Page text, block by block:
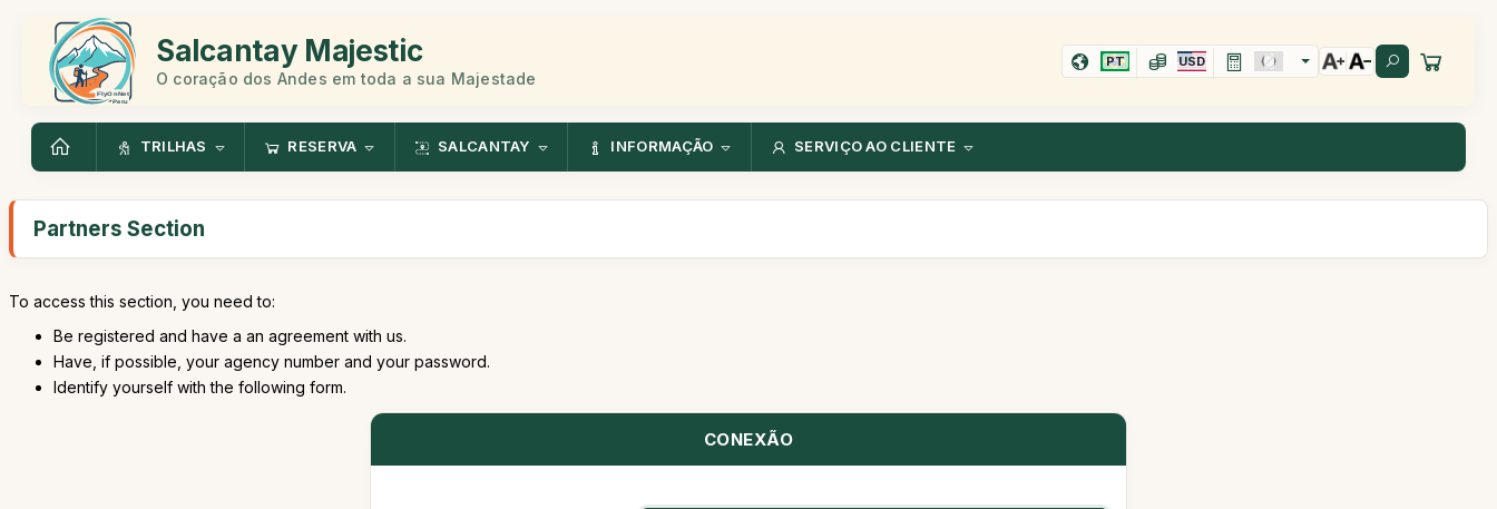
Salcantay Majestic
O coração dos Andes em toda a sua Majestade
PT USD
TRILHAS RESERVA SALCANTAY INFORMAÇÃO SERVIÇO AO CLIENTE
Partners Section
To access this section, you need to:
Be registered and have a an agreement with us.
Have, if possible, your agency number and your password.
Identify yourself with the following form.
CONEXÃO